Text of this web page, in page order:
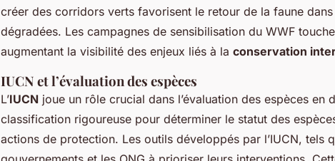
créer des corridors verts favorisent le retour de la faune
dégradées. Les campagnes de sensibilisation du WWF
augmentant la visibilité des enjeux liés à la conservation
IUCN et l’évaluation des espèces
L’IUCN joue un rôle crucial dans l’évaluation des espèces en
classification rigoureuse pour déterminer le statut des
actions de protection. Les outils développés par l’IUCN, tels